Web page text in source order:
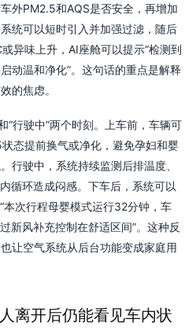
外PM2.5和AQS是否安全，再增加
统可以短时引入并加强过滤，随后
异味上升，AI座舱可以提示“检测到
动温和净化”。这句话的重点是解释
的焦虑。
“行驶中”两个时刻。上车前，车辆可
态提前换气或净化，避免孕妇和婴
行驶中，系统持续监测后排温度、
循环造成闷感。下车后，系统可以
次行程母婴模式运行32分钟，车
新风补充控制在舒适区间”。这种反
让空气系统从后台功能变成家庭用
离开后仍能看见车内状